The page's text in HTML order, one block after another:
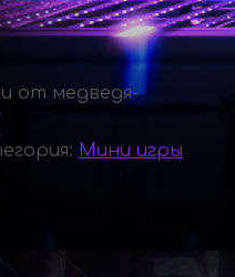
от медведя-
Мини игры